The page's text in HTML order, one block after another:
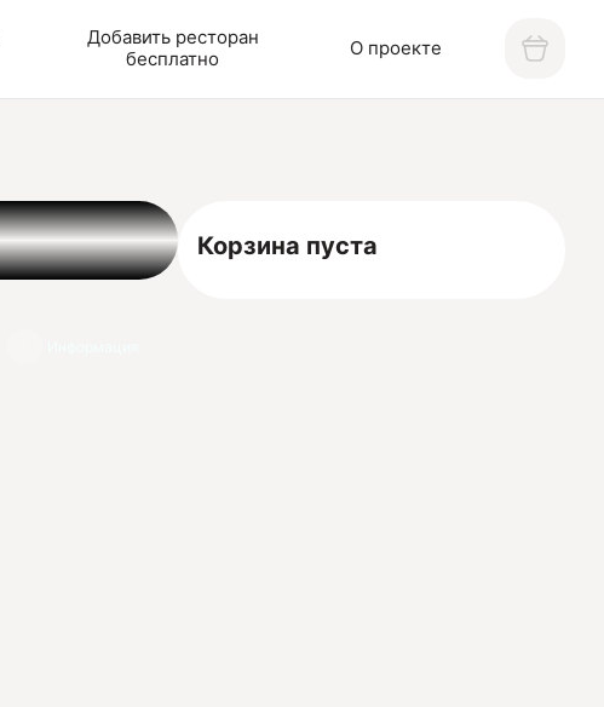
Добавить ресторан
бесплатно
О проекте
Корзина пуста